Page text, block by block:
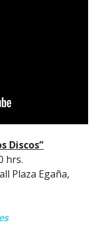
Discos”
hrs.
Plaza Egaña,